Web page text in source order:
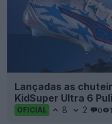
Lançadas as
KidSuper Ultra 6
OFICIAL 8 2 0